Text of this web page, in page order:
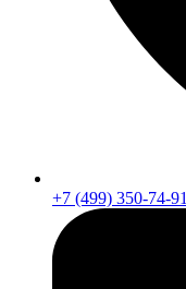
+7 (499) 350-74-91